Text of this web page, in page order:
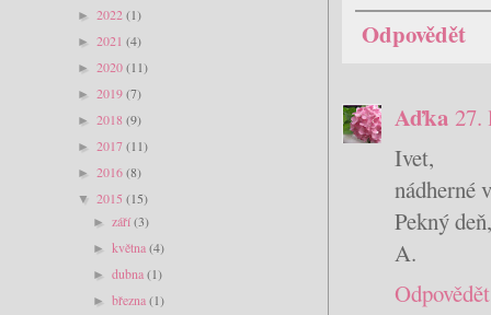
Odpovědět
Aďka 27.
Ivet,
nádherné
Pekný deň,
A.
Odpovědět
► 2022(1)
► 2021 (4)
► 2020(11)
► 2019(7)
► 2018 (9)
► 2017(11)
► 2016(8)
▼ 2015 (15)
►září(3)
►května(4)
►dubna(1)
►března(1)